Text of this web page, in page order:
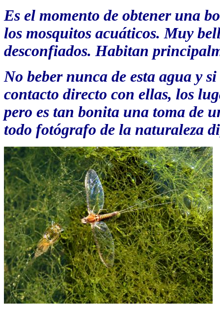
Es el momento de obtener una
los mosquitos acuáticos. Muy
desconfiados. Habitan
No beber nunca de esta agua y
contacto directo con ellas, los
pero es tan bonita una toma de
todo fotógrafo de la naturaleza